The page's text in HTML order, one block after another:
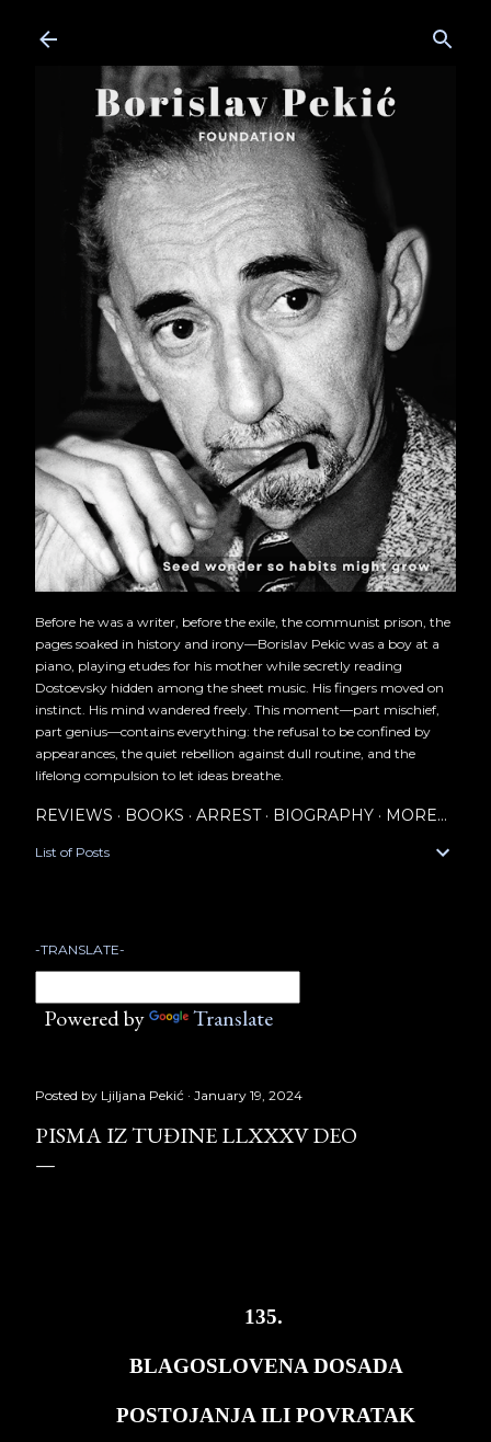
Before he was a writer, before the exile, the communist prison, the
pages soaked in history and irony—Borislav Pekic was a boy at a
piano, playing etudes for his mother while secretly reading
Dostoevsky hidden among the sheet music. His fingers moved on
instinct. His mind wandered freely. This moment—part mischief,
part genius—contains everything: the refusal to be confined by
appearances, the quiet rebellion against dull routine, and the
lifelong compulsion to let ideas breathe.
REVIEWS BOOKS ARREST BIOGRAPHY MORE…
List of Posts
-TRANSLATE-
Powered by Translate
Posted by Ljiljana Pekić January 19, 2024
PISMA IZ TUĐINE LLXXXV DEO
135.
BLA­GO­SLO­VE­NA DO­SA­DA
PO­STO­JAN­JA ILI PO­VRA­TAK